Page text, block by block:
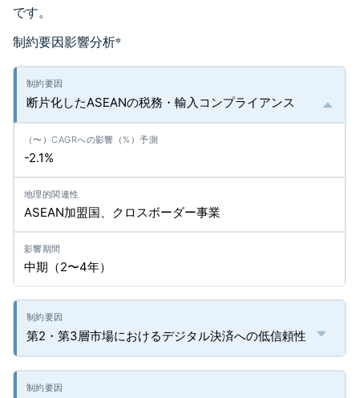
です。
制約要因影響分析*
断片化したASEANの税務・輸入コンプライアンス
-2.1%
ASEAN加盟国、クロスボーダー事業
中期（2〜4年）
第2・第3層市場におけるデジタル決済への低信頼性